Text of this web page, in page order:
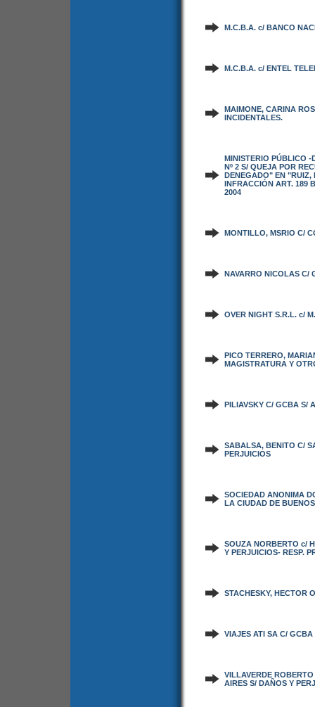
M.C.B.A. c/ BANCO
M.C.B.A. c/ ENTEL
MAIMONE, CARINA
INCIDENTALES.
MINISTERIO PÚBLICO -
Nº 2 S/ QUEJA POR
DENEGADO" EN "RUIZ,
INFRACCIÓN ART. 189
2004
MONTILLO, MSRIO C/
NAVARRO NICOLAS C/
OVER NIGHT S.R.L. c/
PICO TERRERO,
MAGISTRATURA Y
PILIAVSKY C/ GCBA S/
SABALSA, BENITO C/
PERJUICIOS
SOCIEDAD ANONIMA
LA CIUDAD DE
SOUZA NORBERTO c/
Y PERJUICIOS- RESP.
STACHESKY, HECTOR
VIAJES ATI SA C/
VILLAVERDE
AIRES S/ DAÑOS Y